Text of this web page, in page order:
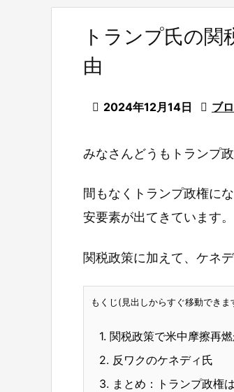
トランプ氏の
由
 2024年12月14日  ブ
みなさんどうもトランプ
間もなくトランプ政権に
安要素が出てきています。
関税政策に加えて、ケネ
もくじ(見出しからすぐ移動できま
1. 関税政策で米中摩擦再
2. 反ワクのケネディ氏
3. まとめ：トランプ政権